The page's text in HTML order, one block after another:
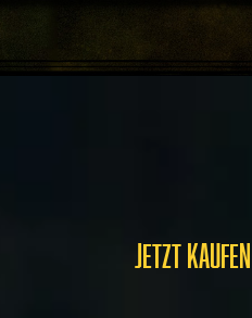
JETZT KAUFEN